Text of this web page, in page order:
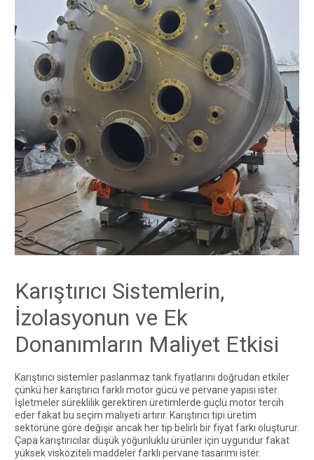
Karıştırıcı Sistemlerin,
İzolasyonun ve Ek
Donanımların Maliyet Etkisi
Karıştırıcı sistemler paslanmaz tank fiyatlarını doğrudan etkiler
çünkü her karıştırıcı farklı motor gücü ve pervane yapısı ister.
İşletmeler süreklilik gerektiren üretimlerde güçlü motor tercih
eder fakat bu seçim maliyeti artırır. Karıştırıcı tipi üretim
sektörüne göre değişir ancak her tip belirli bir fiyat farkı oluşturur.
Çapa karıştırıcılar düşük yoğunluklu ürünler için uygundur fakat
yüksek viskoziteli maddeler farklı pervane tasarımı ister.